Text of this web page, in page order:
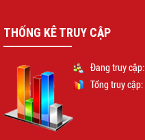
THỐNG KÊ TRUY CẬP
Đang truy cập:
Tổng truy cập: